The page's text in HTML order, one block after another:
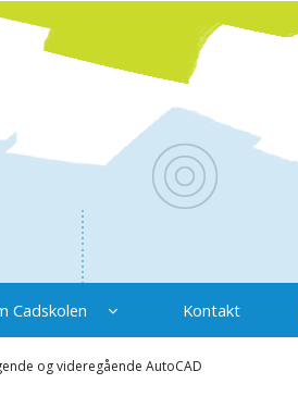
Cadskolen Kontakt
og videregående AutoCAD